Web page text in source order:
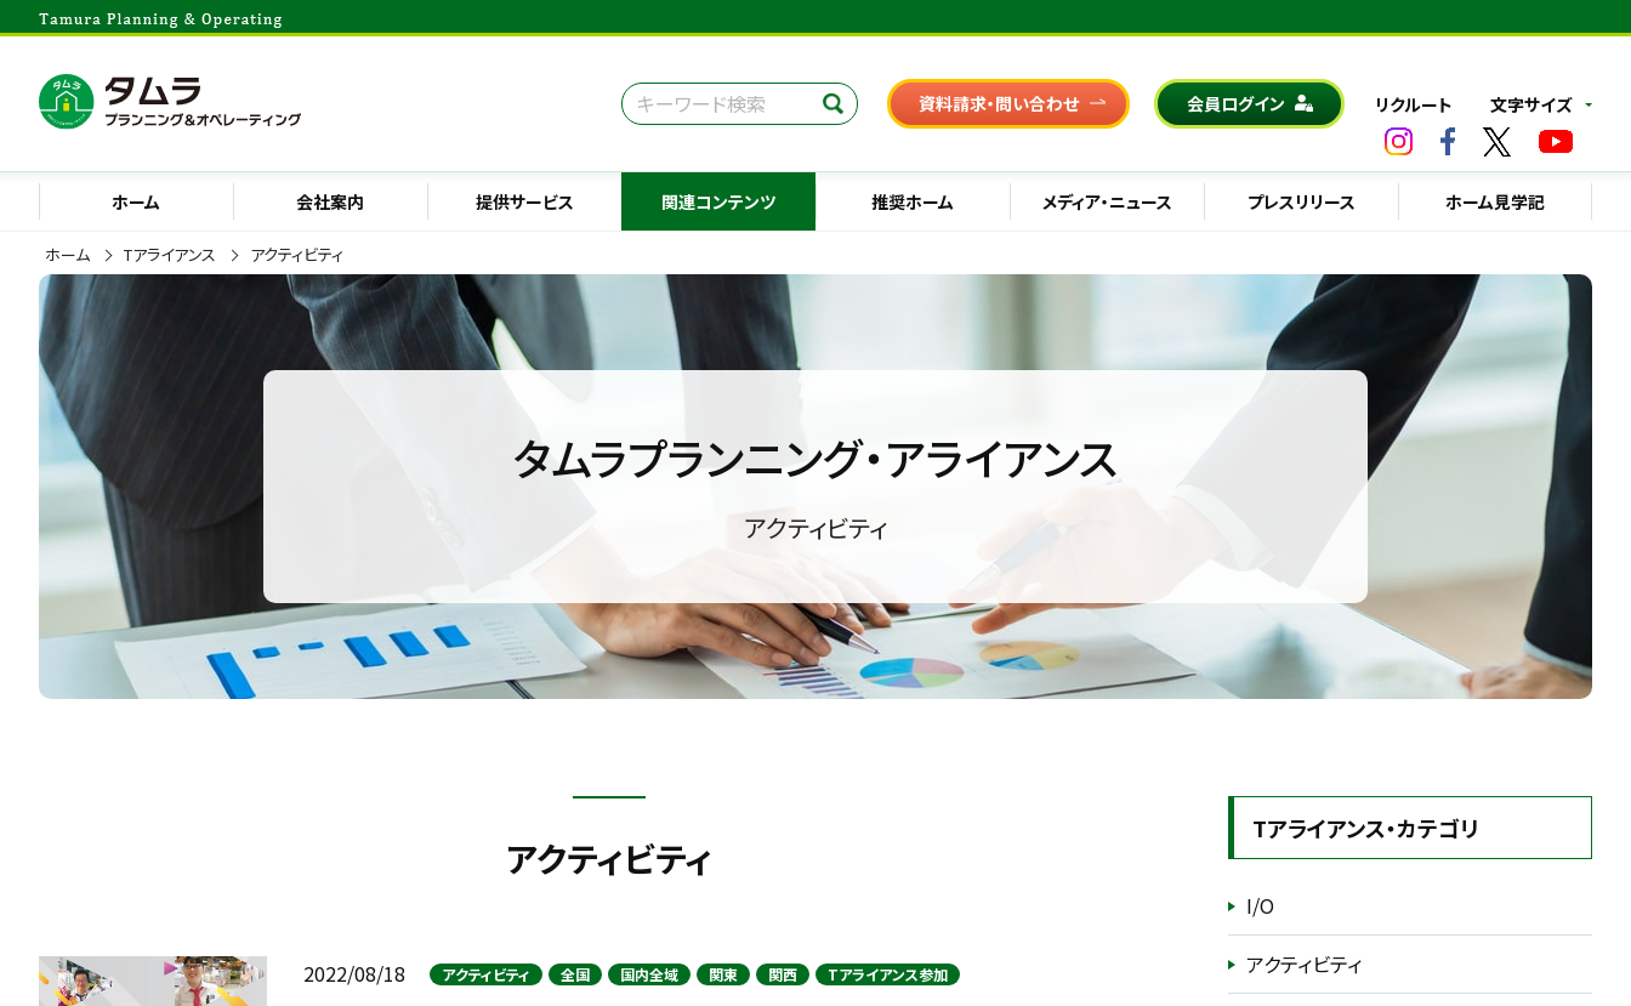
資料請求・問い合わせ 会員ログイン リクルート 文字サイズ
ホーム 会社案内 提供サービス 関連コンテンツ 推奨ホーム メディア・ニュース プレスリリース ホーム見学記
ホーム Tアライアンス アクティビティ
タムラプランニング・アライアンス
アクティビティ
アクティビティ
2022/08/18 アクティビティ 全国 国内全域 関東 関西 Tアライアンス参加
Tアライアンス・カテゴリ
I/O
アクティビティ